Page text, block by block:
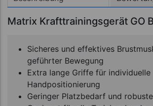
Matrix Krafttrainingsgerät GO
Sicheres und effektives
geführter Bewegung
Extra lange Griffe für individuelle
Handpositionierung
Geringer Platzbedarf und